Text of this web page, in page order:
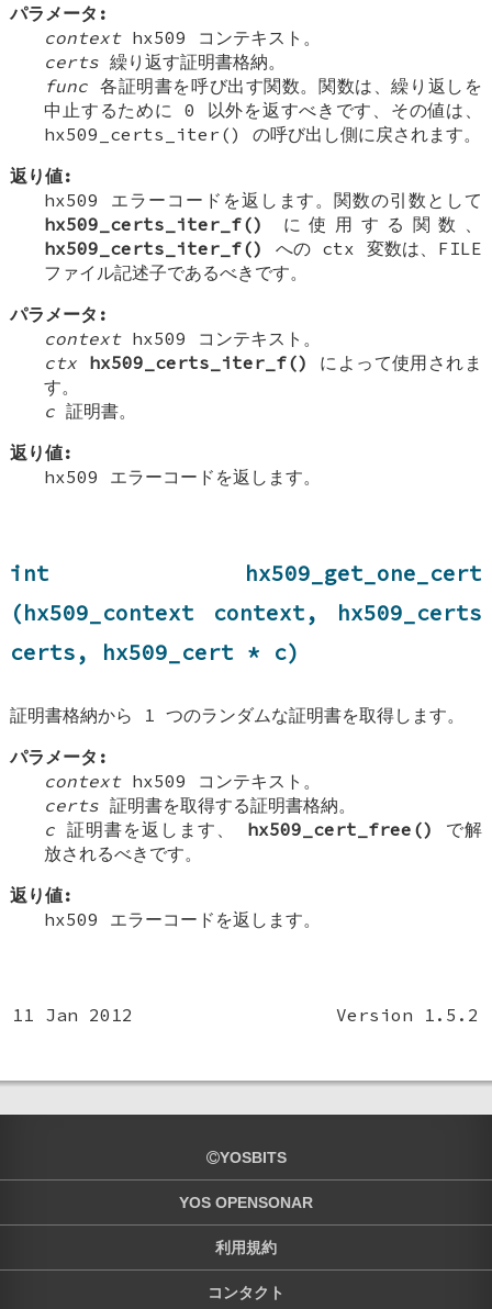
パラメータ:
contexthx509 コンテキスト。
certs 繰り返す証明書格納。
func 各証明書を呼び出す関数。関数は、繰り返しを
中止するために 0 以外を返すべきです、その値は、
hx509_certs_iter() の呼び出し側に戻されます。
返り値:
hx509 エラーコードを返します。関数の引数として
hx509_certs_iter_f()
に使用する関数、
hx509_certs_iter_f()
への ctx 変数は、FILE
ファイル記述子であるべきです。
パラメータ:
contexthx509 コンテキスト。
ctx hx509_certs_iter_f()
によって使用されま
す。
c 証明書。
返り値:
hx509 エラーコードを返します。
int hx509_get_one_cert
(hx509_context context, hx509_certs
certs, hx509_cert * c)
証明書格納から 1 つのランダムな証明書を取得します。
パラメータ:
contexthx509 コンテキスト。
certs 証明書を取得する証明書格納。
c 証明書を返します、 hx509_cert_free()
で解
放されるべきです。
返り値:
hx509 エラーコードを返します。
11 Jan 2012 Version 1.5.2
YOSBITS
YOS OPENSONAR
利用規約
コンタクト